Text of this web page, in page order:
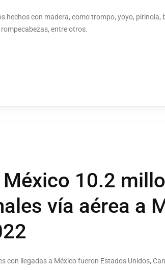
hechos con madera, como trompo, yoyo,
entre otros.
México 10.2
vía aérea a
con llegadas a México fueron Estados Unidos,